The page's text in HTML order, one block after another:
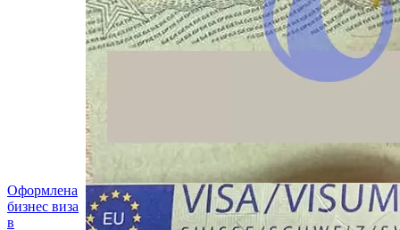
Оформлена
бизнес виза
в